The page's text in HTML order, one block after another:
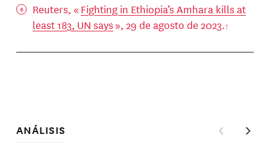
Reuters, « Fighting in Ethiopia’s Amhara kills at
least 183, UN says», 29 de agosto de 2023.
ANÁLISIS